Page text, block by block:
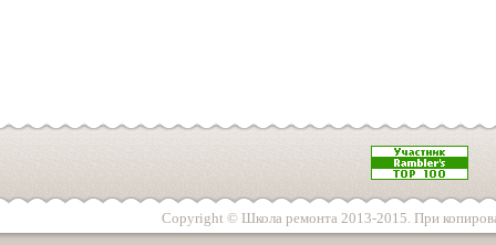
Copyright © Школа ремонта 2013-2015. При